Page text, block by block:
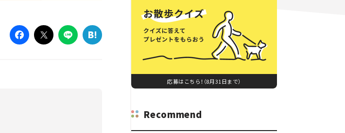
応募はこちら！（8月31日まで）
Recommend